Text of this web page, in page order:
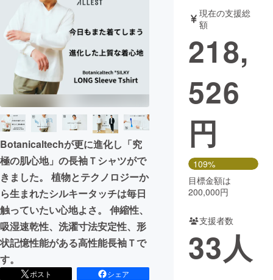
テクノロジー・ガジェット
映像・映画 書籍・雑誌
チャレンジ
まちづくり・地域活性化
CAMPFIRE for Social Good
CAMPFIRE Creation
CAMPFIREふるさと納税machi-ya コミュニティ
Botanicaltechが更に進化し「究
極の肌心地」の長袖Ｔシャツがで
きました。 植物とテクノロジーか
ら生まれたシルキータッチは毎日
触っていたい心地よさ。 伸縮性、
吸湿速乾性、洗濯寸法安定性、形
状記憶性能がある高性能長袖Ｔで
す。
ポスト
シェア
現在の支援総
額
218,
526
円
109%
目標金額は
200,000円
支援者数
33人